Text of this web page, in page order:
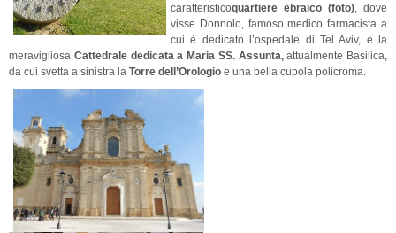
caratteristicoquartiere ebraico (foto), dove
visse Donnolo, famoso medico farmacista a
cui è dedicato l’ospedale di Tel Aviv, e la
meravigliosa Cattedrale dedicata a Maria SS. Assunta,attualmente Basilica,
da cui svetta a sinistra la Torre dell’Orologio e una bella cupola policroma.